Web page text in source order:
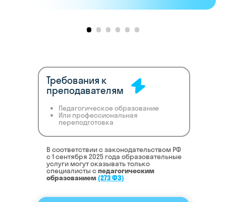
Педагогическое образование
Или профессиональная
переподготовка
В соответствии с законодательством РФ
c 1 сентября 2025 года образовательные
услуги могут оказывать только
специалисты спедагогическим
образованием (273 ФЗ)
Требования к
преподавателям